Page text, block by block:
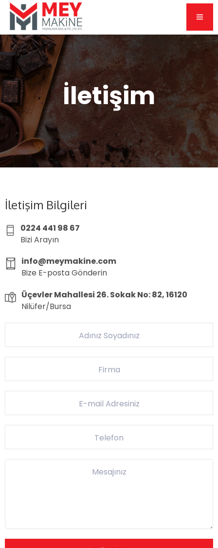
İletişim
İletişim Bilgileri
0224 441 98 67
Bizi Arayın
info@meymakine.com
Bize E-posta Gönderin
Üçevler Mahallesi 26. Sokak No: 82, 16120
Nilüfer/Bursa